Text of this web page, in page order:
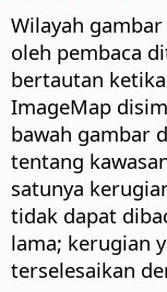
Wilayah
oleh pembaca
bertautan
ImageMap
bawah gambar
tentang
satunya
tidak dapat
lama; kerugian
terselesaikan